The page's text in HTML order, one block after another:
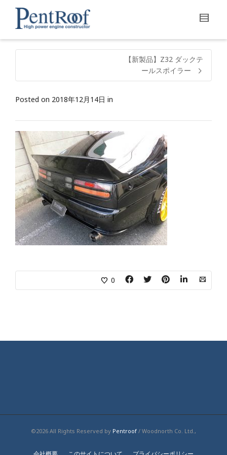
【新製品】Z32 ダックテ
ールスポイラー
Posted on 2018年12月14日 in
0
©2026 All Rights Reserved by Pentroof / Woodnorth Co. Ltd.,